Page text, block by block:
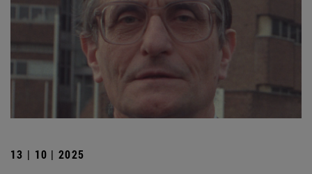
13 | 10 | 2025